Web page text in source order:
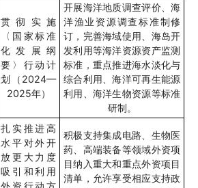
贯彻实施
〈国家标准
化发展纲
要〉行动计
划（ 2024—
2025年）
开展海洋地质调查评价、海
洋渔业资源调查标准制修
订，完善海域使用、海岛开
发利用等海洋资源资产监测
标准，重点推进海水淡化与
综合利用、海洋可再生能源
利用、海洋生物资源等标准
研制。
扎实推进高
水平对外开
放更大力度
吸引和利用
外资行动方
积极支持集成电路、生物医
药、高端装备等领域外资项
目纳入重大和重点外资项目
清单，允许享受相应支持政